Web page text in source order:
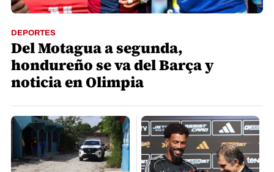
DEPORTES
Del Motagua a segunda,
hondureño se va del Barça y
noticia en Olimpia